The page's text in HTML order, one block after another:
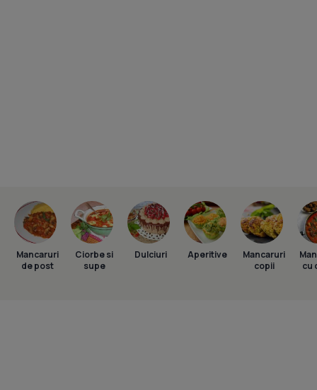
Mancaruri
de post
Ciorbe si
supe
Dulciuri Aperitive
Mancaruri
copii
cu